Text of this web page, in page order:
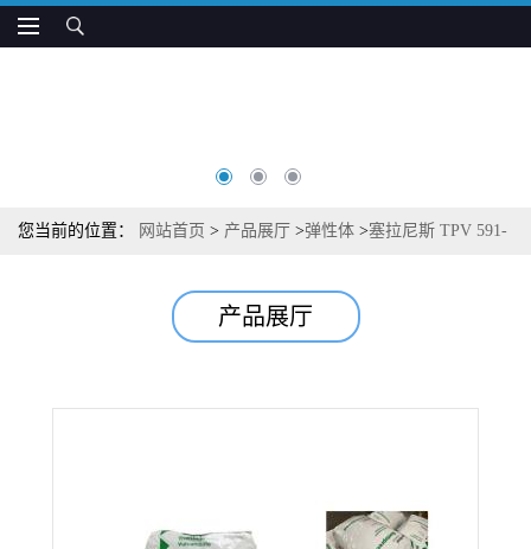
您当前的位置： 网站首页 > 产品展厅 >弹性体 >塞拉尼斯 TPV 591-
产品展厅